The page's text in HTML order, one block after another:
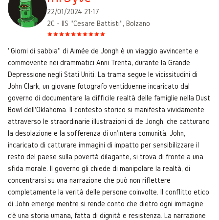
22/01/2024 21:17
2C - IIS "Cesare Battisti", Bolzano
"Giorni di sabbia" di Aimée de Jongh è un viaggio avvincente e
commovente nei drammatici Anni Trenta, durante la Grande
Depressione negli Stati Uniti. La trama segue le vicissitudini di
John Clark, un giovane fotografo ventiduenne incaricato dal
governo di documentare la difficile realtà delle famiglie nella Dust
Bowl dell'Oklahoma. Il contesto storico si manifesta vividamente
attraverso le straordinarie illustrazioni di de Jongh, che catturano
la desolazione e la sofferenza di un'intera comunità. John,
incaricato di catturare immagini di impatto per sensibilizzare il
resto del paese sulla povertà dilagante, si trova di fronte a una
sfida morale. Il governo gli chiede di manipolare la realtà, di
concentrarsi su una narrazione che può non riflettere
completamente la verità delle persone coinvolte. Il conflitto etico
di John emerge mentre si rende conto che dietro ogni immagine
c'è una storia umana, fatta di dignità e resistenza. La narrazione